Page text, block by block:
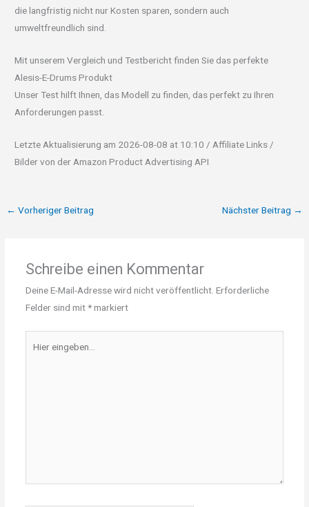
die langfristig nicht nur Kosten sparen, sondern auch
umweltfreundlich sind.
Mit unserem Vergleich und Testbericht finden Sie das perfekte
Alesis-E-Drums Produkt
Unser Test hilft Ihnen, das Modell zu finden, das perfekt zu Ihren
Anforderungen passt.
Letzte Aktualisierung am 2026-08-08 at 10:10 / Affiliate Links /
Bilder von der Amazon Product Advertising API
← Vorheriger Beitrag Nächster Beitrag →
Schreibe einen Kommentar
Deine E-Mail-Adresse wird nicht veröffentlicht. Erforderliche
Felder sind mit*markiert
eingeben…